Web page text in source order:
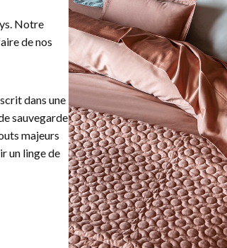
Notre
de nos
dans une
sauvegarde
majeurs
un linge de